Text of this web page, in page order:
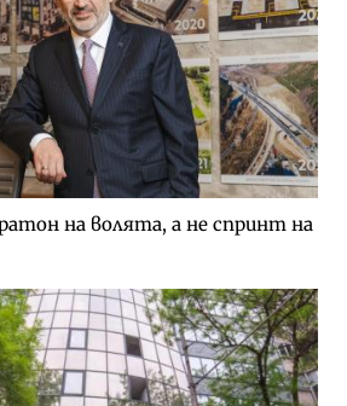
на волята, а не спринт на